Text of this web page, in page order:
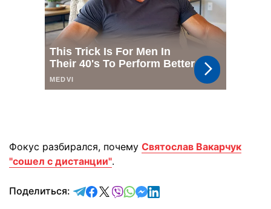
Фокус разбирался, почему Святослав Вакарчук
"сошел с дистанции".
Поделиться: отправить в Telegram
поделиться в Facebook
поделиться в X
отправить в Viber
отправить в Whatsapp
отправить в Messenger
отправить в LinkedIn